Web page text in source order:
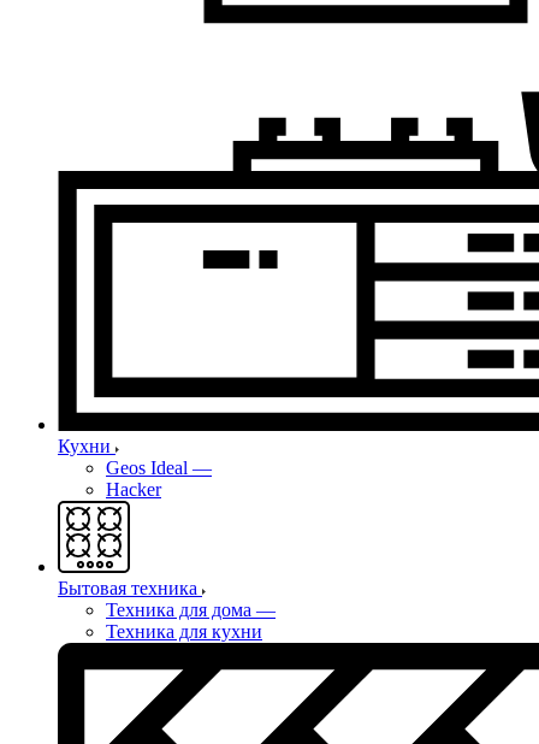
Кухни
Geos Ideal —
Hacker
Бытовая техника
Техника для дома —
Техника для кухни